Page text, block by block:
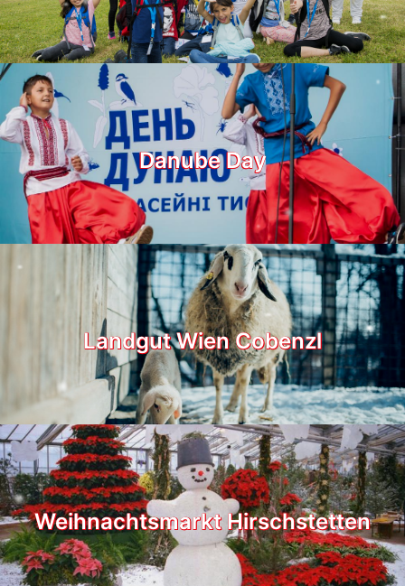
Danube Day
Landgut Wien Cobenzl
Weihnachtsmarkt Hirschstetten